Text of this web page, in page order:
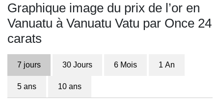
Graphique image du prix de l’or en
Vanuatu à Vanuatu Vatu par Once 24
carats
7 jours 30 Jours 6 Mois 1 An
5 ans 10 ans